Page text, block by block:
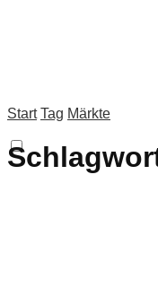
Start Tag Märkte